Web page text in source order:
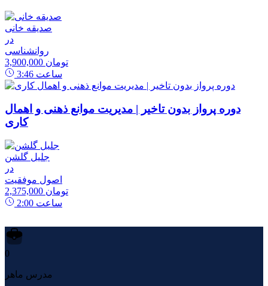
صدیقه خانی
در
روانشناسی
3,900,000 تومان
3:46 ساعت
دوره پرواز بدون تاخیر | مدیریت موانع ذهنی و اهمال
کاری
جلیل گلشن
در
اصول موفقیت
2,375,000 تومان
2:00 ساعت
0
مدرس ماهر